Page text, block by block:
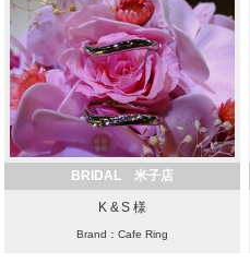
BRIDAL 米子店
K & S 様
Brand：Cafe Ring